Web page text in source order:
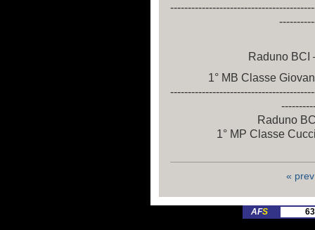
Raduno BCI
1° MB Classe
Raduno
1° MP Classe
« prev
AFS